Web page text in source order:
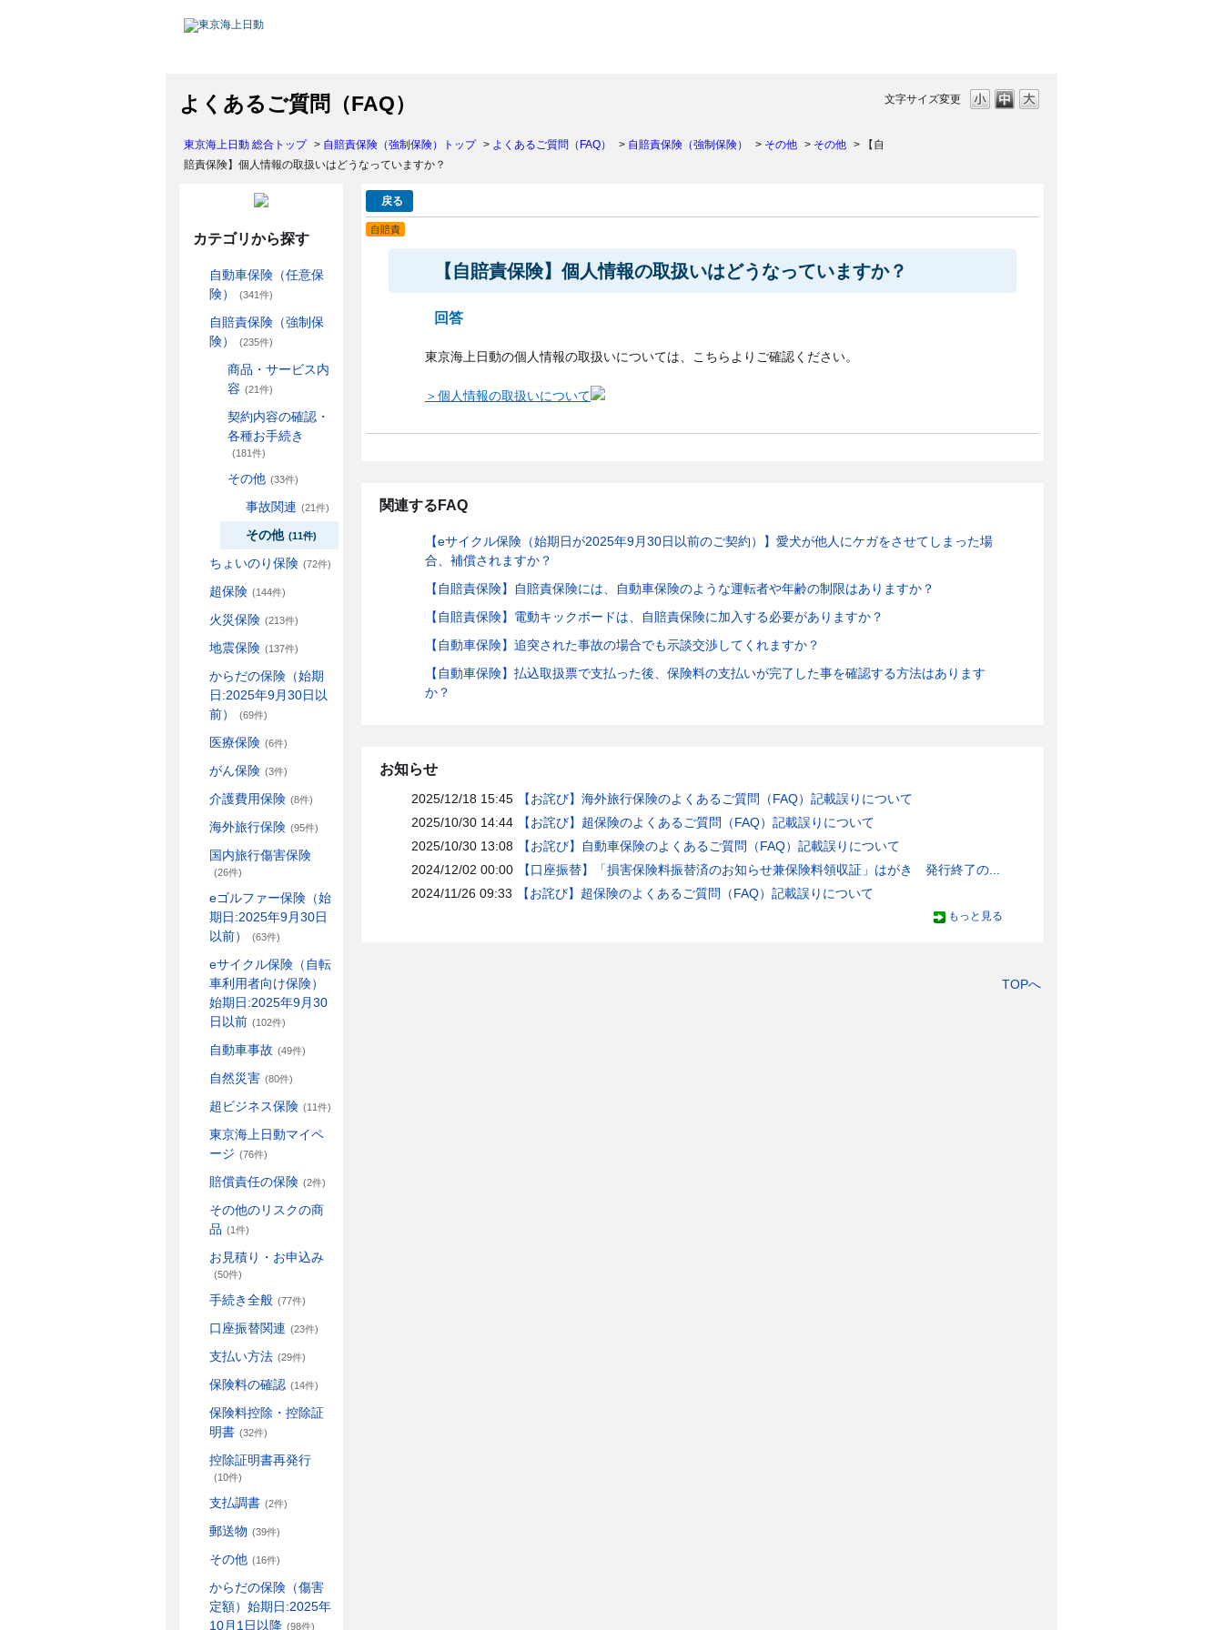
よくあるご質問（FAQ） 文字サイズ変更
東京海上日動 総合トップ > 自賠責保険（強制保険）トップ > よくあるご質問（FAQ） > 自賠責保険（強制保険） > その他 > その他 >
【自
賠責保険】個人情報の取扱いはどうなっていますか？
カテゴリから探す
自動車保険（任意保
険）
(341件)
自賠責保険（強制保
険）
(235件)
商品・サービス内
容 (21件)
契約内容の確認・
各種お手続き
(181件)
その他 (33件)
事故関連 (21件)
その他 (11件)
ちょいのり保険 (72件)
超保険 (144件)
火災保険 (213件)
地震保険 (137件)
からだの保険（始期
日:2025年9月30日以
前）
(69件)
医療保険 (6件)
がん保険 (3件)
介護費用保険 (8件)
海外旅行保険 (95件)
国内旅行傷害保険
(26件)
eゴルファー保険（始
期日:2025年9月30日
以前）
(63件)
eサイクル保険（自転
車利用者向け保険）
始期日:2025年9月30
日以前 (102件)
自動車事故 (49件)
自然災害 (80件)
超ビジネス保険 (11件)
東京海上日動マイペ
ージ (76件)
賠償責任の保険 (2件)
その他のリスクの商
品 (1件)
お見積り・お申込み
(50件)
手続き全般 (77件)
口座振替関連 (23件)
支払い方法 (29件)
保険料の確認 (14件)
保険料控除・控除証
明書 (32件)
控除証明書再発行
(10件)
支払調書 (2件)
郵送物 (39件)
その他 (16件)
からだの保険（傷害
定額）始期日:2025年
10月1日以降 (98件)
戻る
自賠責
【自賠責保険】個人情報の取扱いはどうなっていますか？
回答
東京海上日動の個人情報の取扱いについては、こちらよりご確認ください。
＞個人情報の取扱いについて
関連するFAQ
【eサイクル保険（始期日が2025年9月30日以前のご契約）】愛犬が他人にケガをさせてしまった場
合、補償されますか？
【自賠責保険】自賠責保険には、自動車保険のような運転者や年齢の制限はありますか？
【自賠責保険】電動キックボードは、自賠責保険に加入する必要がありますか？
【自動車保険】追突された事故の場合でも示談交渉してくれますか？
【自動車保険】払込取扱票で支払った後、保険料の支払いが完了した事を確認する方法はあります
か？
お知らせ
2025/12/18 15:45
【お詫び】海外旅行保険のよくあるご質問（FAQ）記載誤りについて
2025/10/30 14:44
【お詫び】超保険のよくあるご質問（FAQ）記載誤りについて
2025/10/30 13:08
【お詫び】自動車保険のよくあるご質問（FAQ）記載誤りについて
2024/12/02 00:00
【口座振替】「損害保険料振替済のお知らせ兼保険料領収証」はがき 発行終了の...
2024/11/26 09:33
【お詫び】超保険のよくあるご質問（FAQ）記載誤りについて
もっと見る
TOPへ